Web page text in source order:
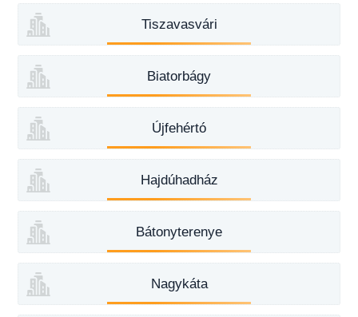
Tiszavasvári
Biatorbágy
Újfehértó
Hajdúhadház
Bátonyterenye
Nagykáta